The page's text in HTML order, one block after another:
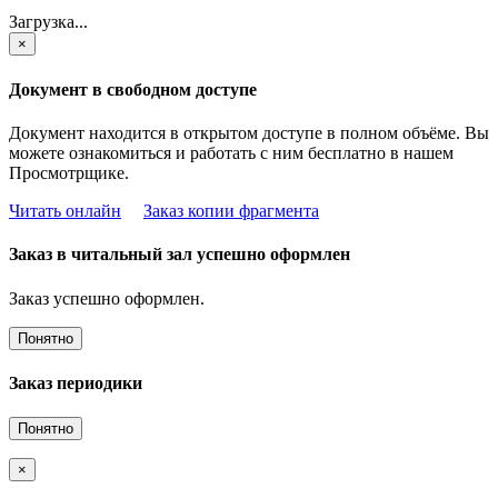
Загрузка...
×
Документ в свободном доступе
Документ находится в открытом доступе в полном объёме. Вы
можете ознакомиться и работать с ним бесплатно в нашем
Просмотрщике.
Читать онлайн
Заказ копии фрагмента
Заказ в читальный зал успешно оформлен
Заказ успешно оформлен.
Понятно
Заказ периодики
Понятно
×